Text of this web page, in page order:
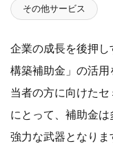
その他サービス
企業の成長を後押
構築補助金」の活
当者の方に向けた
にとって、補助金
強力な武器となり